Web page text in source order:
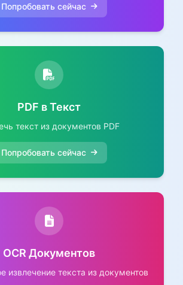
Попробовать сейчас
PDF в Текст
текст из документов PDF
Попробовать сейчас
OCR Документов
извлечение текста из документов